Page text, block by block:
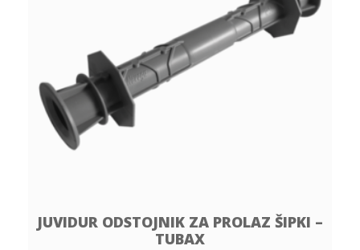
JUVIDUR ODSTOJNIK ZA PROLAZ ŠIPKI –
TUBAX